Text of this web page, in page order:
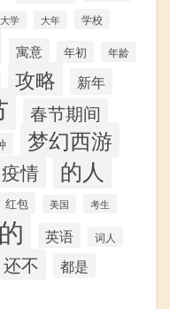
大学 大年 学校
寓意 年初 年龄
攻略 新年
春节期间
梦幻西游
疫情 的人
红包 美国 考生
英语 词人
还不 都是